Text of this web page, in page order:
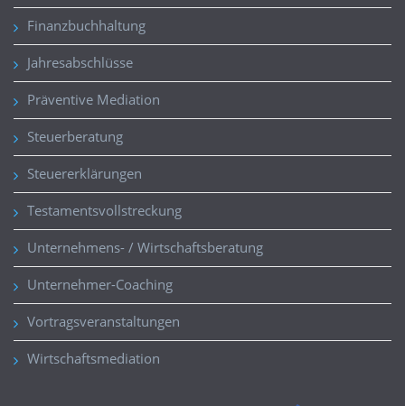
Finanzbuchhaltung
Jahresabschlüsse
Präventive Mediation
Steuerberatung
Steuererklärungen
Testamentsvollstreckung
Unternehmens- / Wirtschaftsberatung
Unternehmer-Coaching
Vortragsveranstaltungen
Wirtschaftsmediation